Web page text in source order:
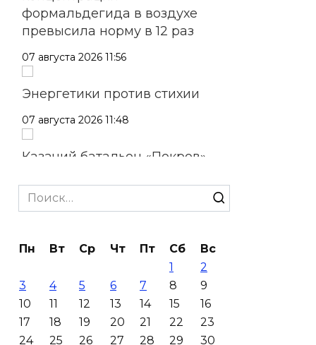
формальдегида в воздухе
превысила норму в 12 раз
07 августа 2026 11:56
Энергетики против стихии
07 августа 2026 11:48
Казачий батальон «Покров»
беспилотных систем
С 18 августа в Ростове в пер.
Доломановском появятся еще
11 новых парковок
07 августа 2026 10:43
Search
for:
Пн Вт Ср Чт Пт Сб
Вс
1
2
3
4 5 6 7 8
9
10
11 12 13 14 15
16
17
18 19 20 21 22
23
24
25 26 27 28 29
30